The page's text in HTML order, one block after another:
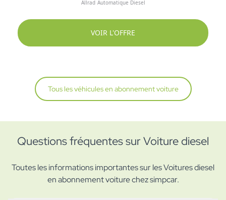
Allrad Automatique Diesel
VOIR L'OFFRE
Tous les véhicules en abonnement voiture
Questions fréquentes sur Voiture diesel
Toutes les informations importantes sur les Voitures diesel
en abonnement voiture chez simpcar.